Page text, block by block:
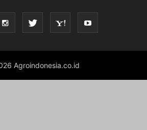
Agroindonesia.co.id